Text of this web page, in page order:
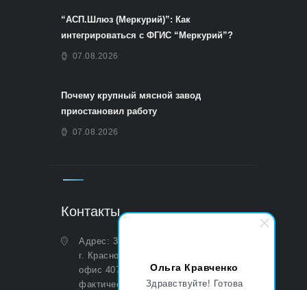
Ольга Кравченко
Здравствуйте! Готова
“АСП.Шлюз (Меркурий)”: Как
интегрироваться с ФГИС “Меркурий”?
07.08.2026
Почему крупный мясной завод
приостановил работу
07.08.2026
Контакты
Адрес: 350051, Краснодарский край,
г. Краснодар, ул. Дальняя, д. 27,
офис 407 (Юридический и
фактический)